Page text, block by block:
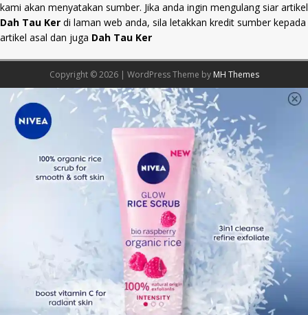
kami akan menyatakan sumber. Jika anda ingin mengulang siar artikel
Dah Tau Ker di laman web anda, sila letakkan kredit sumber kepada
artikel asal dan juga Dah Tau Ker
Copyright © 2026 | WordPress Theme by MH Themes